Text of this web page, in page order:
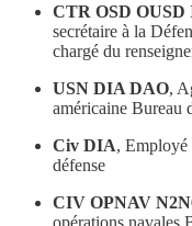
CTR OSD
secrétaire à la
chargé du
USN DIA DAO,
américaine Bureau
Civ DIA, Employé
défense
CIV OPNAV
opérations navales